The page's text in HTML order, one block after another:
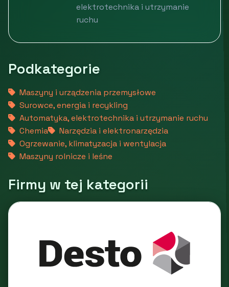
elektrotechnika i utrzymanie
ruchu
Podkategorie
Maszyny i urządzenia przemysłowe
Surowce, energia i recykling
Automatyka, elektrotechnika i utrzymanie ruchu
Chemia
Narzędzia i elektronarzędzia
Ogrzewanie, klimatyzacja i wentylacja
Maszyny rolnicze i leśne
Firmy w tej kategorii